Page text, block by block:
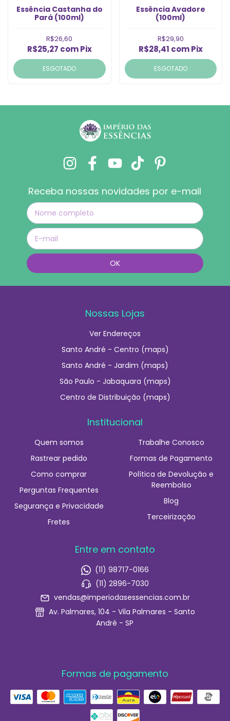
Essência Castanha do
Pará (100ml)
R$26,60
R$25,27 com Pix
ESGOTADO
Essência Avadore
(100ml)
R$29,90
R$28,41 com Pix
ESGOTADO
Receba nossas novidades por e-mail
Nossas Lojas
Ver Endereços
Santo André - Centro (maps)
Santo André - Jardim (maps)
São Paulo - Jabaquara (maps)
Centro de Distribuição (maps)
Institucional
Quem somos
Rastrear pedido
Como comprar
Perguntas Frequentes
Segurança e Privacidade
Fretes
Trabalhe Conosco
Formas de Pagamento
Política de Devolução e
Reembolso
Blog
Terceirização
Entre em contato
(11) 98717-0166
(11) 2896-7030
vendas@imperiodasessencias.com.br
Av. Palmares, 104 - Vila Palmares - Santo
André - SP
Formas de pagamento